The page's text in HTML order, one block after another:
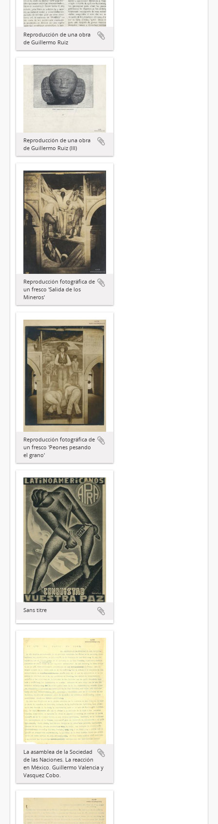
Reproducción de una obra
de Guillermo Ruiz
Reproducción de una obra
de Guillermo Ruiz (III)
Reproducción fotográfica de
un fresco 'Salida de los
Mineros'
Reproducción fotográfica de
un fresco 'Peones pesando
el grano'
Sans titre
La asamblea de la Sociedad
de las Naciones. La reacción
en México. Guillermo Valencia y
Vasquez Cobo.